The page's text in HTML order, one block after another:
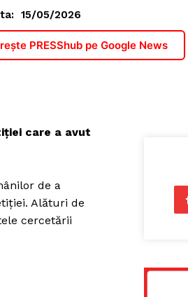
15/05/2026
PRESShub pe Google News
care a avut
de a
Alături de
cercetării